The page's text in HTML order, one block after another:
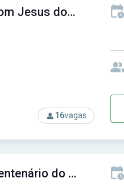
16vagas
Prefeitura de Bom Jesus do Oeste-SC - Prefeitura Municipal de Bom Jesus do Oeste-SC
Prefeitura de Centenário do Sul-PR - Prefeitura Municipal de Centenário do Sul-PR